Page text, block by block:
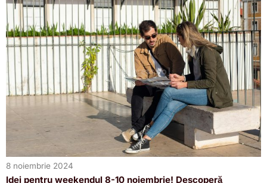
8 noiembrie 2024
Idei pentru weekendul 8-10 noiembrie! Descoperă